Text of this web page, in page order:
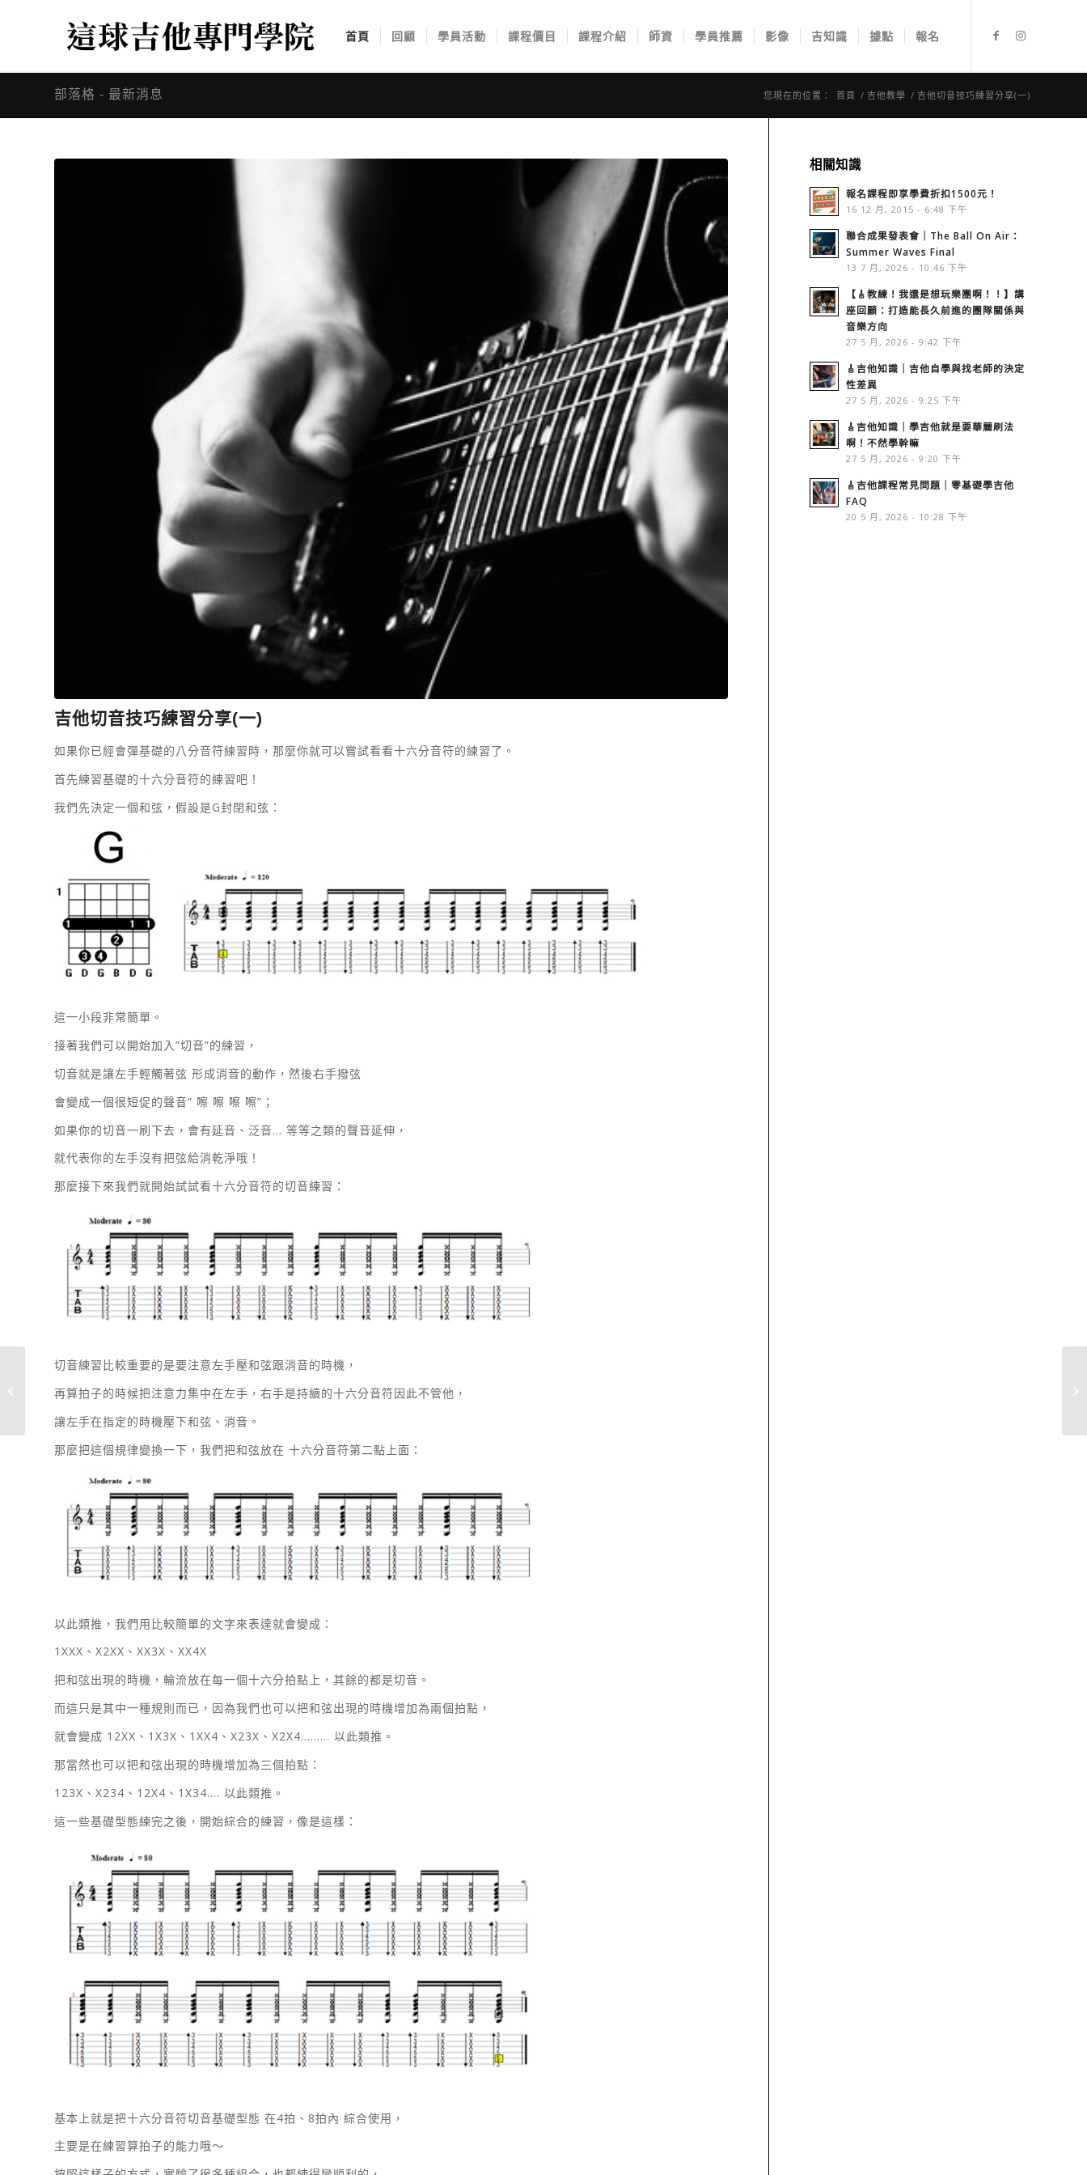
首頁 回顧 學員活動 課程價目 課程介紹 師資 學員推薦 影像 吉知識 據點 報名
部落格 - 最新消息 您現在的位置： 首頁 / 吉他教學 / 吉他切音技巧練習分享(一)
吉他切音技巧練習分享(一)
如果你已經會彈基礎的八分音符練習時，那麼你就可以嘗試看看十六分音符的練習了。
首先練習基礎的十六分音符的練習吧！
我們先決定一個和弦，假設是G封閉和弦：
這一小段非常簡單。
接著我們可以開始加入”切音”的練習，
切音就是讓左手輕觸著弦 形成消音的動作，然後右手撥弦
會變成一個很短促的聲音” 嚓 嚓 嚓 嚓”；
如果你的切音一刷下去，會有延音、泛音… 等等之類的聲音延伸，
就代表你的左手沒有把弦給消乾淨哦！
那麼接下來我們就開始試試看十六分音符的切音練習：
切音練習比較重要的是要注意左手壓和弦跟消音的時機，
再算拍子的時候把注意力集中在左手，右手是持續的十六分音符因此不管他，
讓左手在指定的時機壓下和弦、消音。
那麼把這個規律變換一下，我們把和弦放在 十六分音符第二點上面：
以此類推，我們用比較簡單的文字來表達就會變成：
1XXX、X2XX、XX3X、XX4X
把和弦出現的時機，輪流放在每一個十六分拍點上，其餘的都是切音。
而這只是其中一種規則而已，因為我們也可以把和弦出現的時機增加為兩個拍點，
就會變成 12XX、1X3X、1XX4、X23X、X2X4……… 以此類推。
那當然也可以把和弦出現的時機增加為三個拍點：
123X、X234、12X4、1X34…. 以此類推。
這一些基礎型態練完之後，開始綜合的練習，像是這樣：
基本上就是把十六分音符切音基礎型態 在4拍、8拍內 綜合使用，
主要是在練習算拍子的能力哦～
相關知識
報名課程即享學費折扣1500元！
16 12 月, 2015 - 6:48 下午
聯合成果發表會｜The Ball On Air：
Summer Waves Final
13 7 月, 2026 - 10:46 下午
【🎸教練！我還是想玩樂團啊！！】講
座回顧：打造能長久前進的團隊關係與
音樂方向
27 5 月, 2026 - 9:42 下午
🎸吉他知識｜吉他自學與找老師的決定
性差異
27 5 月, 2026 - 9:25 下午
🎸吉他知識｜學吉他就是要華麗刷法
啊！不然學幹嘛
27 5 月, 2026 - 9:20 下午
🎸吉他課程常見問題｜零基礎學吉他
FAQ
20 5 月, 2026 - 10:28 下午
會順利結束！